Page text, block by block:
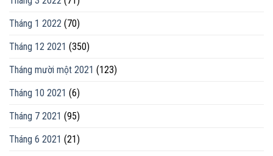
Tháng 1 2022 (70)
Tháng 12 2021 (350)
Tháng mười một 2021 (123)
Tháng 10 2021 (6)
Tháng 7 2021 (95)
Tháng 6 2021 (21)